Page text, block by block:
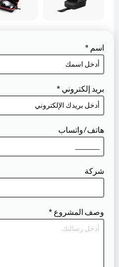
اسم *
بريد إلكتروني *
هاتف/واتساب
شركة
وصف المشروع *